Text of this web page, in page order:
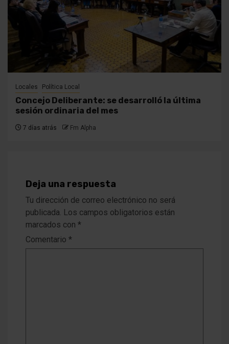
Locales Política Local
Concejo Deliberante: se desarrolló la última
sesión ordinaria del mes
7 días atrás Fm Alpha
Deja una respuesta
Tu dirección de correo electrónico no será
publicada. Los campos obligatorios están
marcados con *
Comentario *